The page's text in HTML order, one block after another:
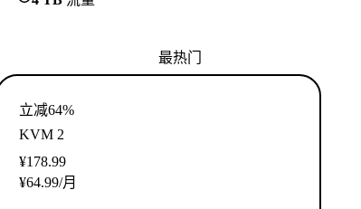
最热门
立减64%
KVM 2
¥178.99
¥64.99/月